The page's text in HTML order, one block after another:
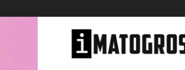
Grosso